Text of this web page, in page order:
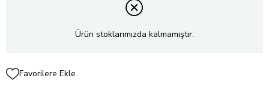
Ürün stoklarımızda kalmamıştır.
Favorilere Ekle